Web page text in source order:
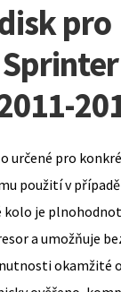
pro
určené pro
použití v
kolo je
a umožňuje
okamžité